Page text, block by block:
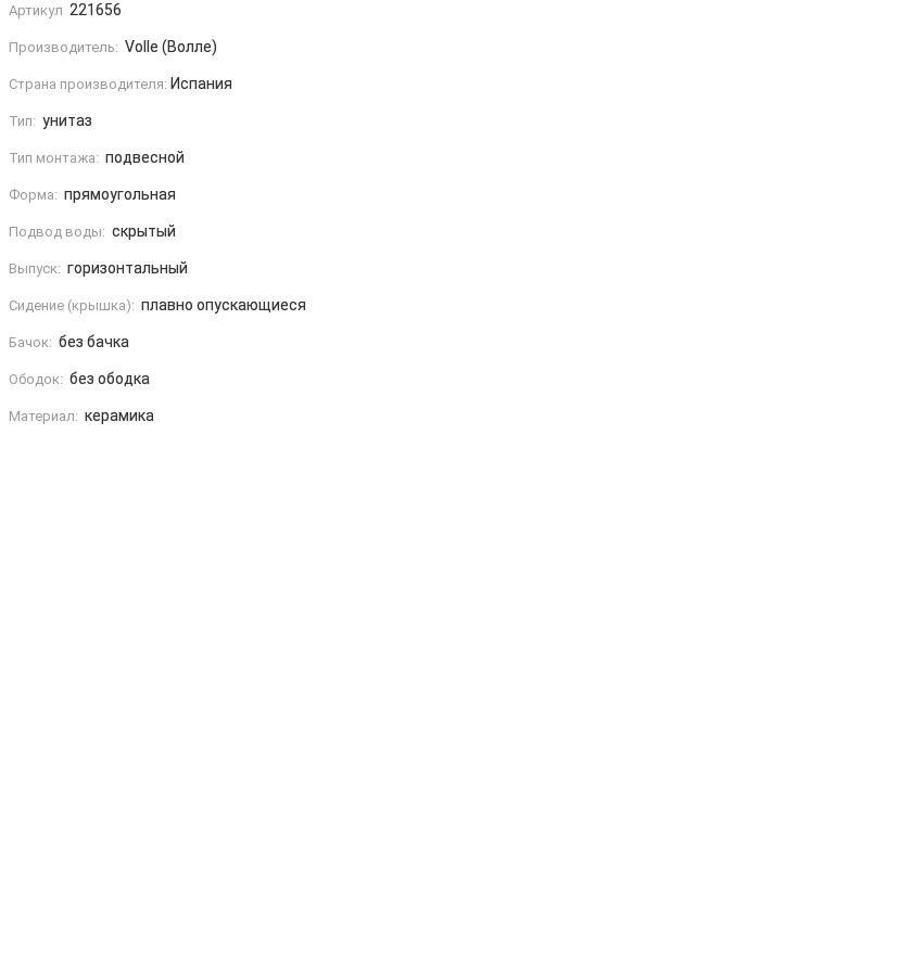
Артикул 221656
Производитель: Volle (Волле)
Страна производителя: Испания
Тип: унитаз
Тип монтажа: подвесной
Форма: прямоугольная
Подвод воды: скрытый
Выпуск: горизонтальный
Сидение (крышка): плавно опускающиеся
Бачок: без бачка
Ободок: без ободка
Материал: керамика